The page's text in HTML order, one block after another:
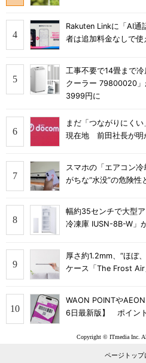
Rakuten Linkに「AI通
者は追加料金なしで使
工事不要で14畳まで
クーラー 79800020
3999円に
まだ「つながりにく
現在地 前田社長が明
スマホの「エアコン
がちな“水没”の危険性
幅約35センチで大型
冷凍庫 IUSN-8B-W」
厚さ約1.2mm、“ほぼ
ケース「The Frost
WAON POINTや
6日最新版】 ポイン
Copyright © ITmedia Inc.
ページトップ